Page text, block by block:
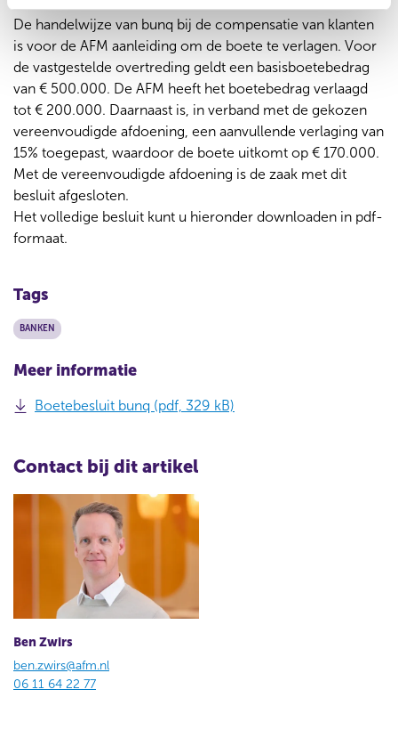
De handelwijze van bunq bij de compensatie van klanten
is voor de AFM aanleiding om de boete te verlagen. Voor
de vastgestelde overtreding geldt een basisboetebedrag
van € 500.000. De AFM heeft het boetebedrag verlaagd
tot € 200.000. Daarnaast is, in verband met de gekozen
vereenvoudigde afdoening, een aanvullende verlaging van
15% toegepast, waardoor de boete uitkomt op € 170.000.
Met de vereenvoudigde afdoening is de zaak met dit
besluit afgesloten.
Het volledige besluit kunt u hieronder downloaden in pdf-
formaat.
Tags
BANKEN
Meer informatie
Boetebesluit bunq (pdf, 329 kB)
Contact bij dit artikel
Ben Zwirs
ben.zwirs@afm.nl
06 11 64 22 77